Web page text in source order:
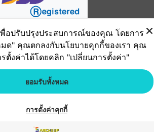
Recruitment Co., Ltd. all right reserved
พื่อปรับปรุงประสบการณ์ของคุณ โดยการ
ด" คุณตกลงกับนโยบายคุกกี้ของเรา คุณ
ตั้งค่าได้โดยคลิก "เปลี่ยนการตั้งค่า"
ยอมรับทั้งหมด
การตั้งค่าคุกกี้